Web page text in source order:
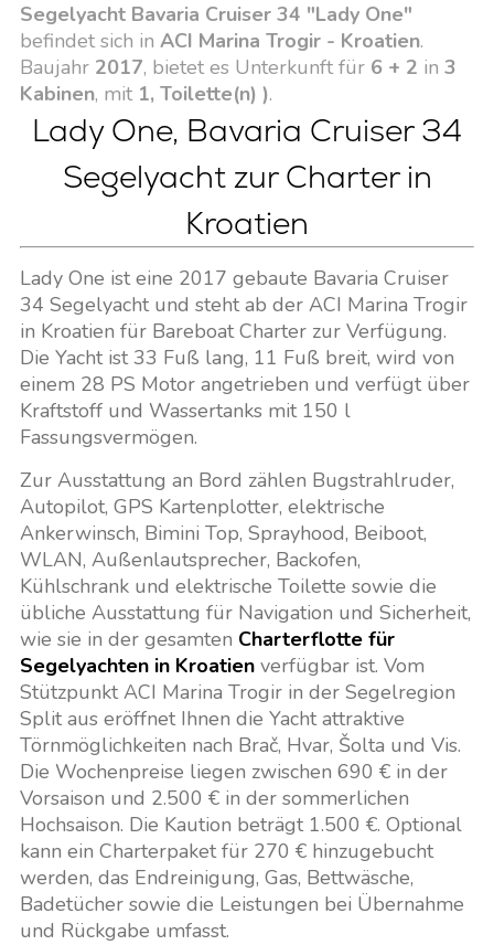
Segelyacht Bavaria Cruiser 34 "Lady One"
befindet sich in ACI Marina Trogir - Kroatien.
Baujahr 2017, bietet es Unterkunft für 6 + 2 in 3
Kabinen, mit 1, Toilette(n) ).
Lady One, Bavaria Cruiser 34
Segelyacht zur Charter in
Kroatien
Lady One ist eine 2017 gebaute Bavaria Cruiser
34 Segelyacht und steht ab der ACI Marina Trogir
in Kroatien für Bareboat Charter zur Verfügung.
Die Yacht ist 33 Fuß lang, 11 Fuß breit, wird von
einem 28 PS Motor angetrieben und verfügt über
Kraftstoff und Wassertanks mit 150 l
Fassungsvermögen.
Zur Ausstattung an Bord zählen Bugstrahlruder,
Autopilot, GPS Kartenplotter, elektrische
Ankerwinsch, Bimini Top, Sprayhood, Beiboot,
WLAN, Außenlautsprecher, Backofen,
Kühlschrank und elektrische Toilette sowie die
übliche Ausstattung für Navigation und Sicherheit,
wie sie in der gesamten Charterflotte für
Segelyachten in Kroatienverfügbar ist. Vom
Stützpunkt ACI Marina Trogir in der Segelregion
Split aus eröffnet Ihnen die Yacht attraktive
Törnmöglichkeiten nach Brač, Hvar, Šolta und Vis.
Die Wochenpreise liegen zwischen 690 € in der
Vorsaison und 2.500 € in der sommerlichen
Hochsaison. Die Kaution beträgt 1.500 €. Optional
kann ein Charterpaket für 270 € hinzugebucht
werden, das Endreinigung, Gas, Bettwäsche,
Badetücher sowie die Leistungen bei Übernahme
und Rückgabe umfasst.